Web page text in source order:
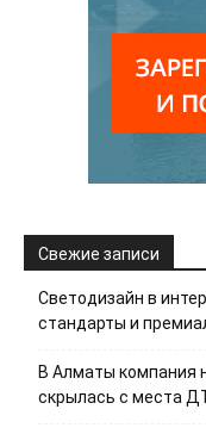
Свежие записи
Светодизайн в
стандарты и
В Алматы компания
скрылась с места